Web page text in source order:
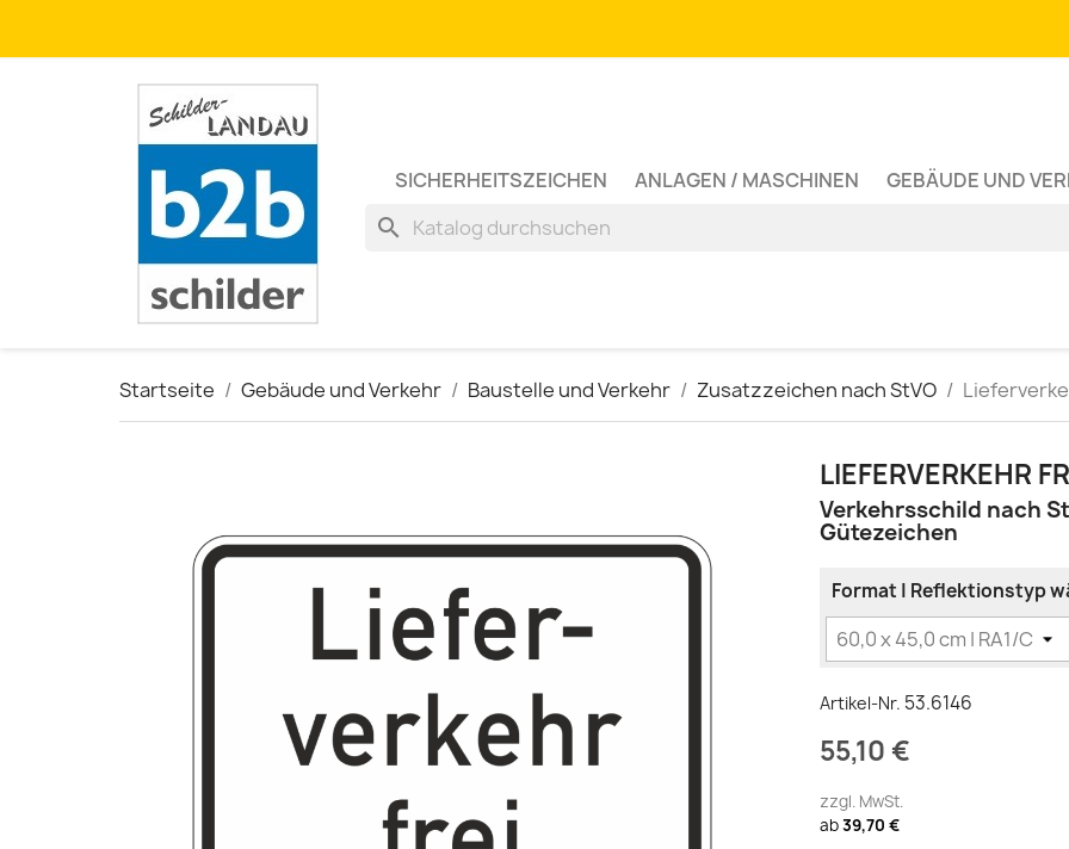
SICHERHEITSZEICHEN ANLAGEN / MASCHINEN GEBÄUDE UND
search
Startseite Gebäude und Verkehr Baustelle und Verkehr Zusatzzeichen nach StVO
LIEFERVERKEHR
Verkehrsschild nach
Gütezeichen
Format | Reflektionstyp
Artikel-Nr. 53.6146
55,10 €
zzgl. MwSt.
ab39,70 €